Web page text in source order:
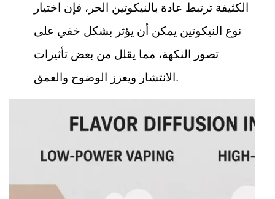
الكثيفة ترتبط عادة بالنيكوتين الحر، فإن اختيار
نوع النيكوتين يمكن أن يؤثر بشكل خفي على
تصور النكهة، مما يقلل من بعض تأثيرات
الانتشار ويعزز الوضوح والعمق.